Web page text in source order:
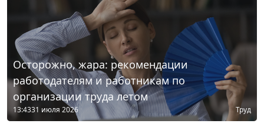
Осторожно, жара: рекомендации
работодателям и работникам по
организации труда летом
13:4331 июля 2026 Труд